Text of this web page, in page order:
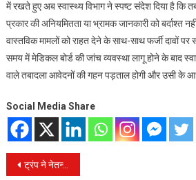
में रखते हुए अब स्वास्थ्य विभाग ने स्पष्ट संदेश दिया है कि
प्रकार की अनियमितता या भ्रामक जानकारी को बर्दाश्त
वास्तविक मामलों को राहत देने के साथ-साथ फर्जी दावों पर
समय में मेडिकल बोर्ड की जांच व्यवस्था लागू होने के बाद
वाले तबादला आवेदनों की गहन पड़ताल होगी और उसी के
Social Media Share
Post
ट्रंप ने नेतन्याहू को मिलाया फोन, गुस्से में बोले- क्या कर रहे हो, पागल हो गए हो क्या?